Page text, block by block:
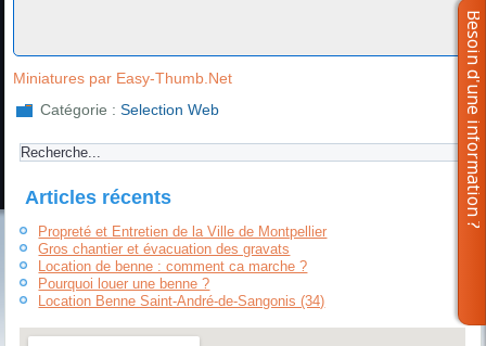
Miniatures par Easy-Thumb.Net
Catégorie :Selection Web
Articles récents
Propreté et Entretien de la Ville de Montpellier
Gros chantier et évacuation des gravats
Location de benne : comment ca marche ?
Pourquoi louer une benne ?
Location Benne Saint-André-de-Sangonis (34)